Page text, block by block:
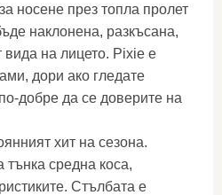
носене през топла пролет
наклонена, разкъсана,
вида на лицето. Pixie е
дори ако гледате
добре да се доверите на
хит на сезона.
тънка средна коса,
Стълбата е